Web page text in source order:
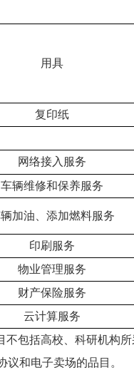
用具
复印纸
网络接入服务
车辆维修和保养服务
加油、添加燃料服务
印刷服务
物业管理服务
财产保险服务
云计算服务
不包括高校、科研机构
议和电子卖场的品目。